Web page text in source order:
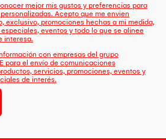
mejor mis gustos y preferencias para
Acepto que me envien
exclusivo, promociones hechas a mi medida,
eventos y todo lo que se alinee
interesa.
con empresas del grupo
para el envío de comunicaciones
servicios, promociones, eventos y
de interés.